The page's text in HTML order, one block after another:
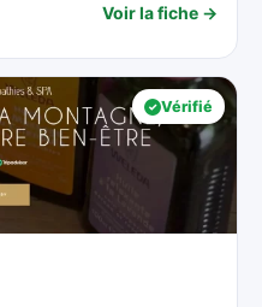
Voir la fiche →
Vérifié